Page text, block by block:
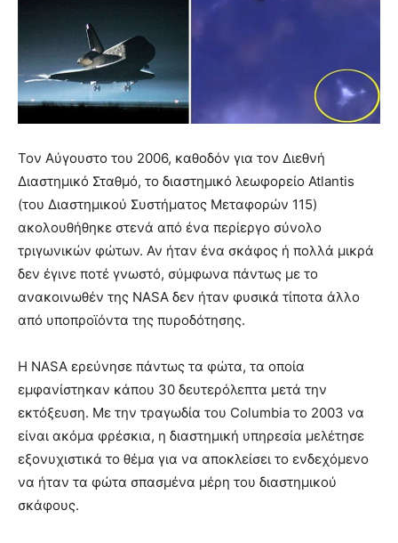
Τον Αύγουστο του 2006, καθοδόν για τον Διεθνή
Διαστημικό Σταθμό, το διαστημικό λεωφορείο Atlantis
(του Διαστημικού Συστήματος Μεταφορών 115)
ακολουθήθηκε στενά από ένα περίεργο σύνολο
τριγωνικών φώτων. Αν ήταν ένα σκάφος ή πολλά μικρά
δεν έγινε ποτέ γνωστό, σύμφωνα πάντως με το
ανακοινωθέν της NASA δεν ήταν φυσικά τίποτα άλλο
από υποπροϊόντα της πυροδότησης.
Η NASA ερεύνησε πάντως τα φώτα, τα οποία
εμφανίστηκαν κάπου 30 δευτερόλεπτα μετά την
εκτόξευση. Με την τραγωδία του Columbia το 2003 να
είναι ακόμα φρέσκια, η διαστημική υπηρεσία μελέτησε
εξονυχιστικά το θέμα για να αποκλείσει το ενδεχόμενο
να ήταν τα φώτα σπασμένα μέρη του διαστημικού
σκάφους.